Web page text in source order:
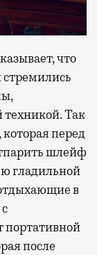
что
Так
перед
шлейф
гладильной
в
после